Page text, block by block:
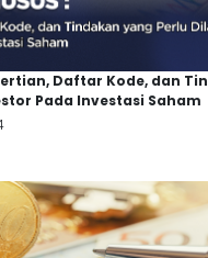
Daftar Kode, dan
Pada Investasi Saham